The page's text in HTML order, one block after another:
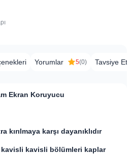
Yorumlar 5(0) Tavsiye Et
Ekran Koruyucu
kırılmaya karşı dayanıklıdır
kavisli kavisli bölümleri kaplar